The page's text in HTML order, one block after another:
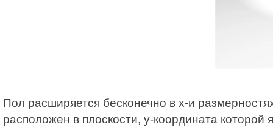
Пол расширяется бесконечно в x-и
расположен в плоскости, y-координата